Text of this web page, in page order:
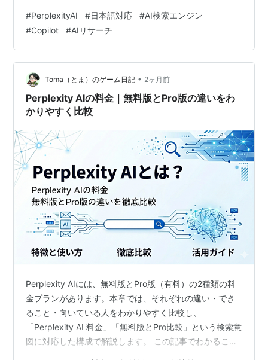
しているのか 日本語での検索精度はどれくらいか 日本語
での得意・苦手分野 日本語で使う際の注意点 日本語での
おすすめ活用方法 この記事でわかること 1. Perplexity AI
は日本語に対応している？ 日本語…
#PerplexityAI #日本語対応 #AI検索エンジン
#Copilot #AIリサーチ
Toma（とま）のゲーム日記 • 2ヶ月前
Perplexity AIの料金｜無料版とPro版の違いをわ
かりやすく比較
Perplexity AIには、無料版とPro版（有料）の2種類の料
金プランがあります。本章では、それぞれの違い・でき
ること・向いている人をわかりやすく比較し、
「Perplexity AI 料金」「無料版とPro比較」という検索意
図に対応した構成で解説します。 この記事でわかること